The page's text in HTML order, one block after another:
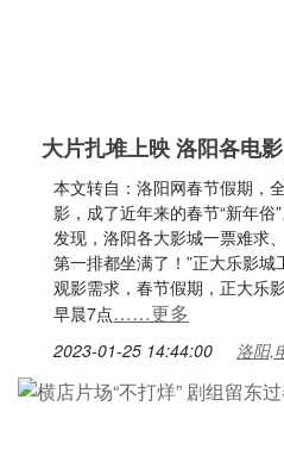
大片扎堆上映 洛阳各电
本文转自：洛阳网春节假期，
影，成了近年来的春节“新年
发现，洛阳各大影城一票难求
第一排都坐满了！”正大乐影
观影需求，春节假期，正大乐
早晨7点……更多
2023-01-25 14:44:00 洛阳,